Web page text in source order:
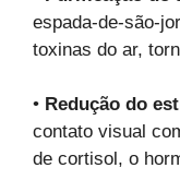
espada-de-são-
toxinas do ar,
• Redução do
contato visual
de cortisol, o